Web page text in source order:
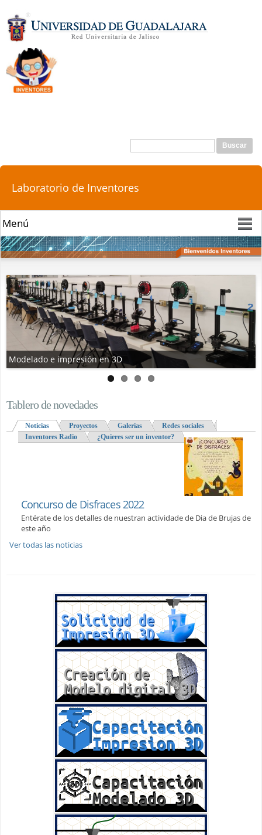
principal
Formulario de búsqueda
Buscar
Laboratorio de Inventores
Modelado e impresión en 3D
Tablero de novedades
Noticias (solapa activa)
Proyectos Galerias
Redes sociales
Inventores Radio
¿Quieres ser un inventor?
Concurso de Disfraces 2022
Entérate de los detalles de nuestran actividade de Dia de Brujas de
este año
Ver todas las noticias